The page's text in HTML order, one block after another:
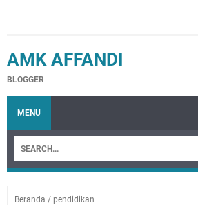
AMK AFFANDI
BLOGGER
MENU
Beranda / pendidikan